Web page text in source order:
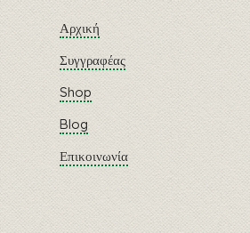
Αρχική
Συγγραφέας
Shop
Blog
Επικοινωνία